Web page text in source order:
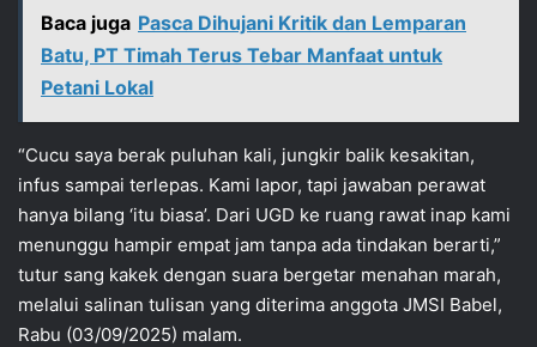
Baca juga Pasca Dihujani Kritik dan Lemparan
Batu, PT Timah Terus Tebar Manfaat untuk
Petani Lokal
“Cucu saya berak puluhan kali, jungkir balik kesakitan,
infus sampai terlepas. Kami lapor, tapi jawaban perawat
hanya bilang ‘itu biasa’. Dari UGD ke ruang rawat inap kami
menunggu hampir empat jam tanpa ada tindakan berarti,”
tutur sang kakek dengan suara bergetar menahan marah,
melalui salinan tulisan yang diterima anggota JMSI Babel,
Rabu (03/09/2025) malam.